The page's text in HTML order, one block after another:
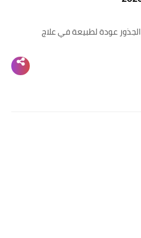
تردد قناة الجذور الفضائية على النايل سات 2020 الجذور عودة لطبيعة في علاج